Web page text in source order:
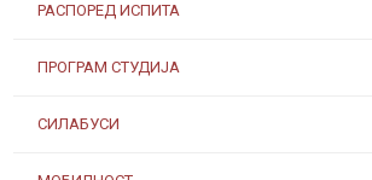
РАСПОРЕД ИСПИТА
ПРОГРАМ СТУДИЈА
СИЛАБУСИ